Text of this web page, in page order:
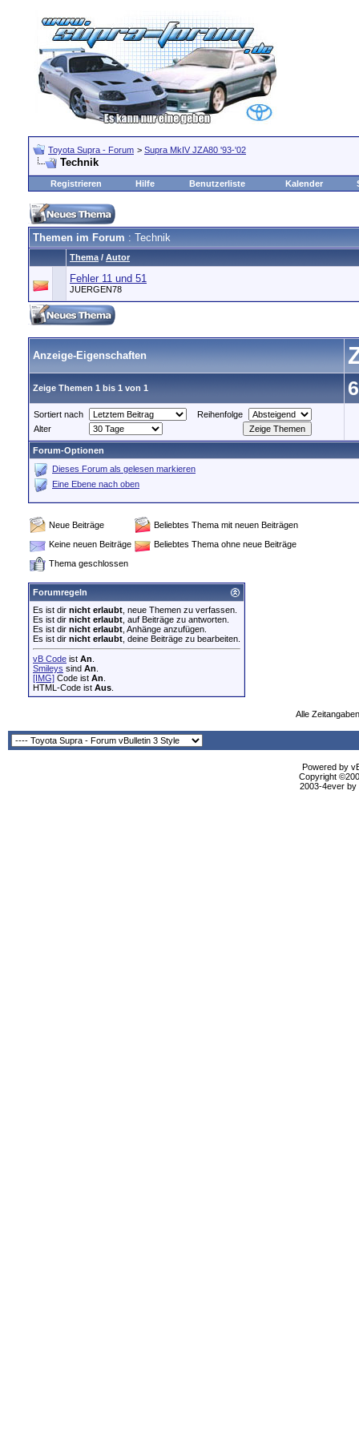
Toyota Supra - Forum > Supra MkIV JZA80 '93-'02
Technik
Registrieren Hilfe Benutzerliste Kalender
Themen im Forum : Technik
Thema / Autor
Fehler 11 und 51
JUERGEN78
Anzeige-Eigenschaften
Zeige Themen 1 bis 1 von 1
Sortiert nach
Reihenfolge
Alter
Forum-Optionen
Dieses Forum als gelesen markieren
Eine Ebene nach oben
Neue Beiträge
Beliebtes Thema mit neuen Beiträgen
Keine neuen Beiträge
Beliebtes Thema ohne neue Beiträge
Thema geschlossen
Forumregeln
Es ist dir nicht erlaubt , neue Themen zu verfassen.
Es ist dir nicht erlaubt , auf Beiträge zu antworten.
Es ist dir nicht erlaubt , Anhänge anzufügen.
Es ist dir nicht erlaubt , deine Beiträge zu bearbeiten.
vB Code ist An
Smileys sind An
[IMG] Code ist An
HTML-Code ist Aus
Alle
Powered by
Copyright
2003-4ever by